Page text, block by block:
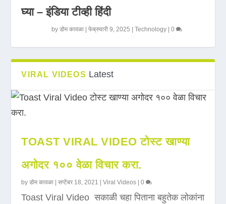
घ्या – इंडिया टीव्ही हिंदी
byडोम कावळा |फेब्रुवारी 9, 2025 |Technology |0
VIRAL VIDEOS Latest
TOAST VIRAL VIDEO टोस्ट खाण्या
अगोदर १०० वेळा विचार करा.
byडोम कावळा |सप्टेंबर 18, 2021 |Viral Videos |0
Toast Viral Video सकाळी चहा पिताना बहुतेक लोकांना